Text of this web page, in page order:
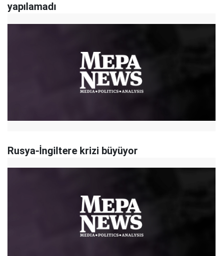
yapılamadı
Rusya-İngiltere krizi büyüyor